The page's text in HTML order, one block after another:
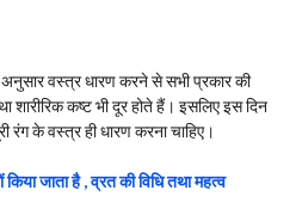
वस्त्र धारण करने से सभी प्रकार की
शारीरिक कष्ट भी दूर होते हैं। इसलिए इस दिन
रंग के वस्त्र ही धारण करना चाहिए।
जाता है , व्रत की विधि तथा महत्व